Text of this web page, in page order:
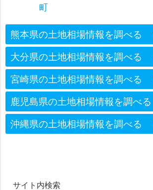
町
熊本県の土地相場情報を調べる
大分県の土地相場情報を調べる
宮崎県の土地相場情報を調べる
鹿児島県の土地相場情報を調べる
沖縄県の土地相場情報を調べる
サイト内検索